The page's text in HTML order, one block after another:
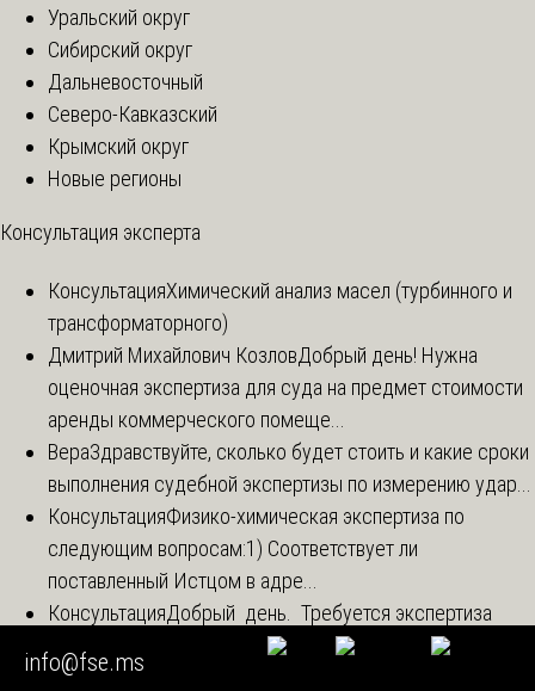
Уральский округ
Сибирский округ
Дальневосточный
Северо-Кавказский
Крымский округ
Новые регионы
Консультация эксперта
КонсультацияХимический анализ масел (турбинного и
трансформаторного)
Дмитрий Михайлович КозловДобрый день! Нужна
оценочная экспертиза для суда на предмет стоимости
аренды коммерческого помеще...
ВераЗдравствуйте, сколько будет стоить и какие сроки
выполнения судебной экспертизы по измерению удар...
КонсультацияФизико-химическая экспертиза по
следующим вопросам:1) Соответствует ли
поставленный Истцом в адре...
КонсультацияДобрый день. Требуется экспертиза
металлической ртути. Гражданин нашел 6 кг. ртути.
Чтобы с...
info@fse.ms